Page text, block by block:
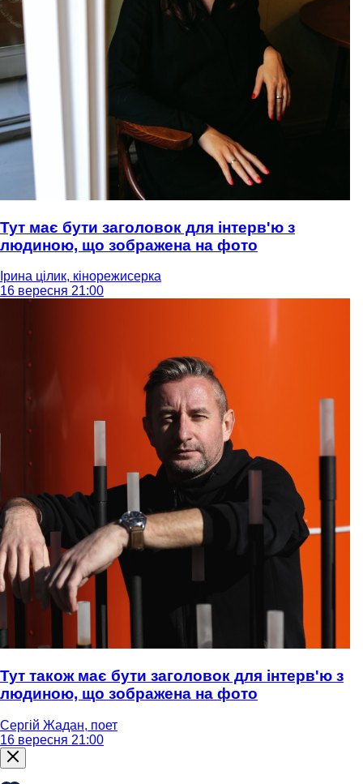
Тут має бути заголовок для інтерв'ю з
людиною, що зображена на фото
Ірина цілик, кінорежисерка
16 вересня 21:00
Тут також має бути заголовок для інтерв'ю з
людиною, що зображена на фото
Сергій Жадан, поет
16 вересня 21:00